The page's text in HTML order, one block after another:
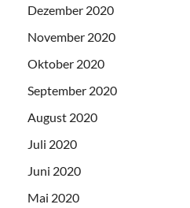
Dezember 2020
November 2020
Oktober 2020
September 2020
August 2020
Juli 2020
Juni 2020
Mai 2020